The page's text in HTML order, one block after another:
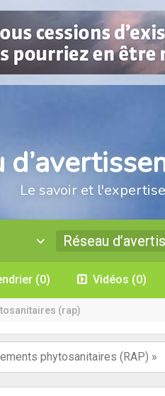
Le savoir et
Réseau
(0) Vidéos (0)
(rap)